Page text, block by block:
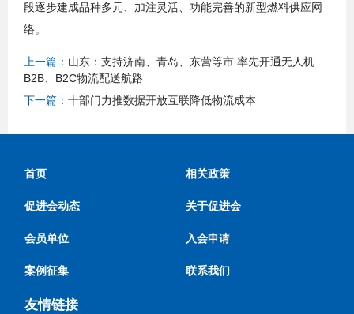
段逐步建成品种多元、加注灵活、功能完善的新型燃料供应网
络。
上一篇： 山东：支持济南、青岛、东营等市 率先开通无人机
B2B、B2C物流配送航路
下一篇： 十部门力推数据开放互联降低物流成本
首页
促进会动态
会员单位
案例征集
相关政策
关于促进会
入会申请
联系我们
友情链接